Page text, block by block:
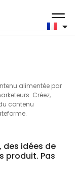
alimentée par
Créez,
contenu
des idées de
produit. Pas